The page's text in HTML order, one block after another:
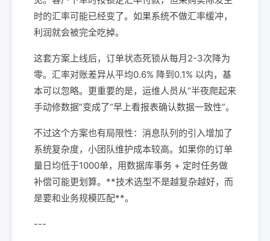
时的汇率可能已经变了。如果系统不做汇率缓冲，
利润就会被完全吃掉。
这套方案上线后，订单状态死锁从每月2-3次降为
零。汇率对账差异从平均0.6% 降到0.1% 以内，基
本可以忽略。更重要的是，运维人员从“半夜爬起来
手动修数据”变成了“早上看报表确认数据一致性”。
不过这个方案也有局限性：消息队列的引入增加了
系统复杂度，小团队维护成本较高。如果你的订单
量日均低于1000单，用数据库事务 + 定时任务做
补偿可能更划算。**技术选型不是越复杂越好，而
是要和业务规模匹配**。
---